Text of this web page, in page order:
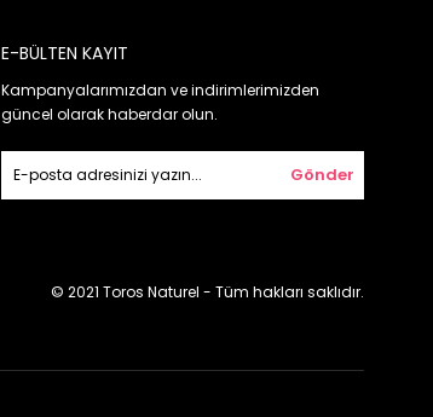
E-BÜLTEN KAYIT
Kampanyalarımızdan ve indirimlerimizden
güncel olarak haberdar olun.
Gönder
© 2021 Toros Naturel - Tüm hakları saklıdır.